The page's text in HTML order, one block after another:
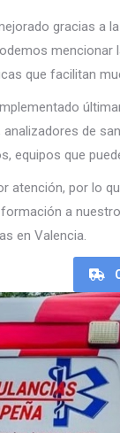
gracias a
que facilitan
de
equipos que
atención, por lo
a
en Valencia.